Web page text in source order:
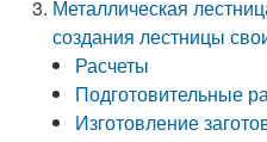
Металлическая
создания лестницы
Расчеты
Подготовительные
Изготовление